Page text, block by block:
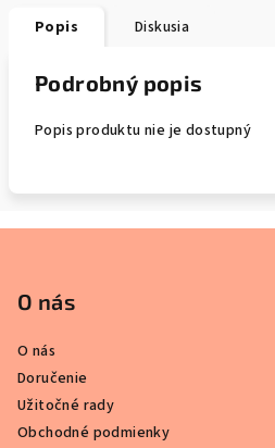
Popis Diskusia
Podrobný popis
Popis produktu nie je dostupný
O nás
O nás
Doručenie
Užitočné rady
Obchodné podmienky